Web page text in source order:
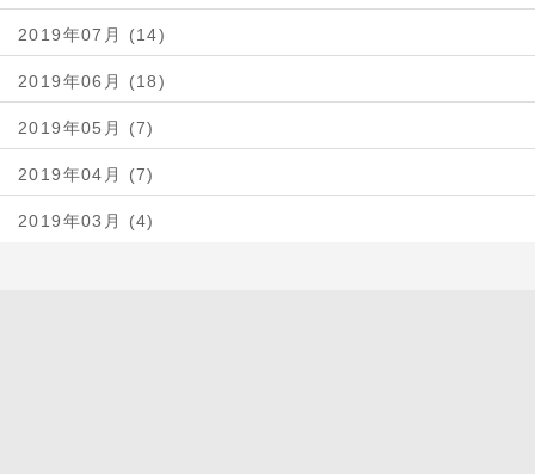
2019年07月 (14)
2019年06月 (18)
2019年05月 (7)
2019年04月 (7)
2019年03月 (4)